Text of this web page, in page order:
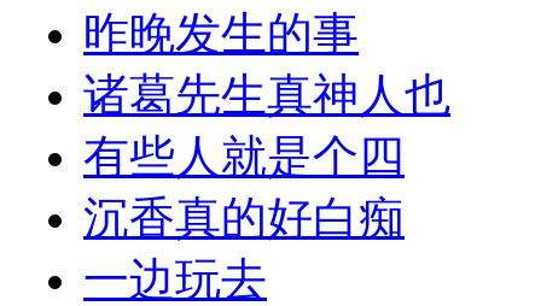
昨晚发生的事
诸葛先生真神人也
有些人就是个四
沉香真的好白痴
一边玩去